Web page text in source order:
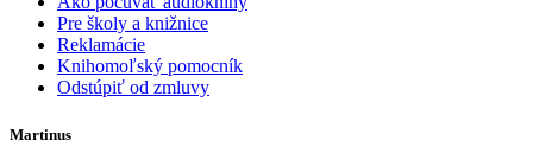
Pre školy a knižnice
Reklamácie
Knihomoľský pomocník
Odstúpiť od zmluvy
Martinus